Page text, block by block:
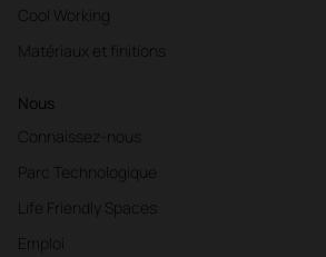
Cool Working
Matériaux et finitions
Nous
Connaissez-nous
Parc Technologique
Life Friendly Spaces
Emploi